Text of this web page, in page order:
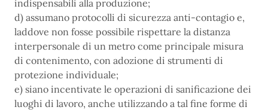
indispensabili alla produzione;
d) assumano protocolli di sicurezza anti-contagio e,
laddove non fosse possibile rispettare la distanza
interpersonale di un metro come principale misura
di contenimento, con adozione di strumenti di
protezione individuale;
e) siano incentivate le operazioni di sanificazione dei
luoghi di lavoro, anche utilizzando a tal fine forme di